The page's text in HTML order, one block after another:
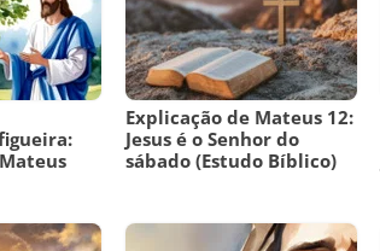
Explicação de Mateus 12:
Jesus é o Senhor do
sábado (Estudo Bíblico)